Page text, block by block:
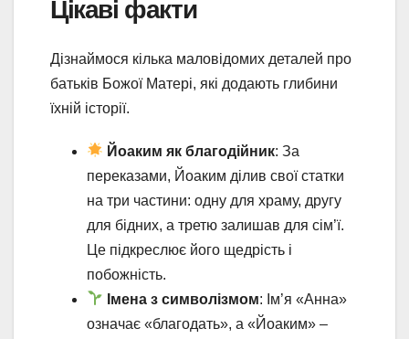
Цікаві факти
Дізнаймося кілька маловідомих деталей про
батьків Божої Матері, які додають глибини
їхній історії.
Йоаким як благодійник: За
переказами, Йоаким ділив свої статки
на три частини: одну для храму, другу
для бідних, а третю залишав для сім’ї.
Це підкреслює його щедрість і
побожність.
Імена з символізмом: Ім’я «Анна»
означає «благодать», а «Йоаким» –